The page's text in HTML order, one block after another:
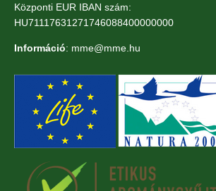
Központi EUR IBAN szám:
HU71117631271746088400000000
Információ: mme@mme.hu